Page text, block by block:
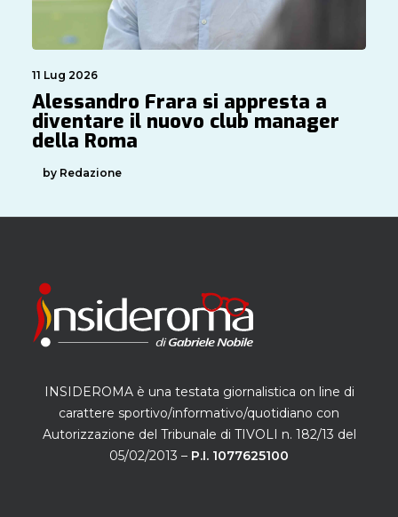
11 Lug 2026
Alessandro Frara si appresta a
diventare il nuovo club manager
della Roma
by Redazione
INSIDEROMA è una testata giornalistica on line di
carattere sportivo/informativo/quotidiano con
Autorizzazione del Tribunale di TIVOLI n. 182/13 del
05/02/2013 – P.I. 1077625100